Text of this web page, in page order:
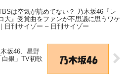
は空気が読めてない？ 乃木坂46『レ
大』受賞曲をファンが不思議に思うワケ
｜日刊サイゾー – 日刊サイゾー
坂46、星野
銀」TV初歌